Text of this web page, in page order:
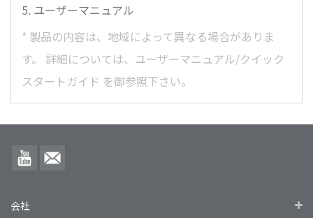
ユーザーマニュアル
* 製品の内容は、地域によって異なる場合がありま
す。
詳細については、ユーザーマニュアル/クイック
スタートガイド を御参照下さい。
会社